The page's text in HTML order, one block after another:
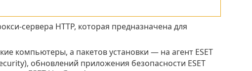
сервера HTTP, которая предназначена для
компьютеры, а пакетов установки — на агент ESET
), обновлений приложения безопасности ESET